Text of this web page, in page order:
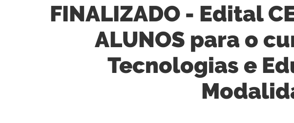
FINALIZADO - Edital
ALUNOS para o
Tecnologias e